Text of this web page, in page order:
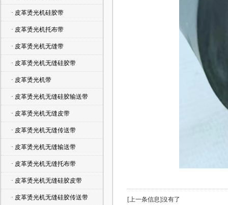
· 皮革烫光机硅胶带
· 皮革烫光机托布带
· 皮革烫光机无缝带
· 皮革烫光机无缝硅胶带
· 皮革烫光机带
· 皮革烫光机无缝硅胶输送带
· 皮革烫光机无缝皮带
· 皮革烫光机无缝传送带
· 皮革烫光机无缝输送带
· 皮革烫光机无缝托布带
· 皮革烫光机无缝硅胶皮带
· 皮革烫光机无缝硅胶传送带
[上一条信息]沒有了